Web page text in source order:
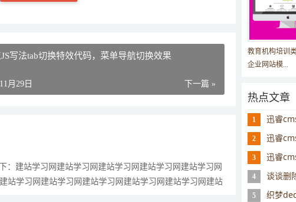
写法tab切换特效代码，菜单导航切换效果
月29日 下一篇 »
：建站学习网建站学习网建站学习网建站学习网建站学习网
站学习网建站学习网建站学习网建站学习网建站学习网建站
教育机构培训
企业网站模...
热点文章
1 迅睿
2 迅睿
3 迅睿
4 谈谈删
5 织梦